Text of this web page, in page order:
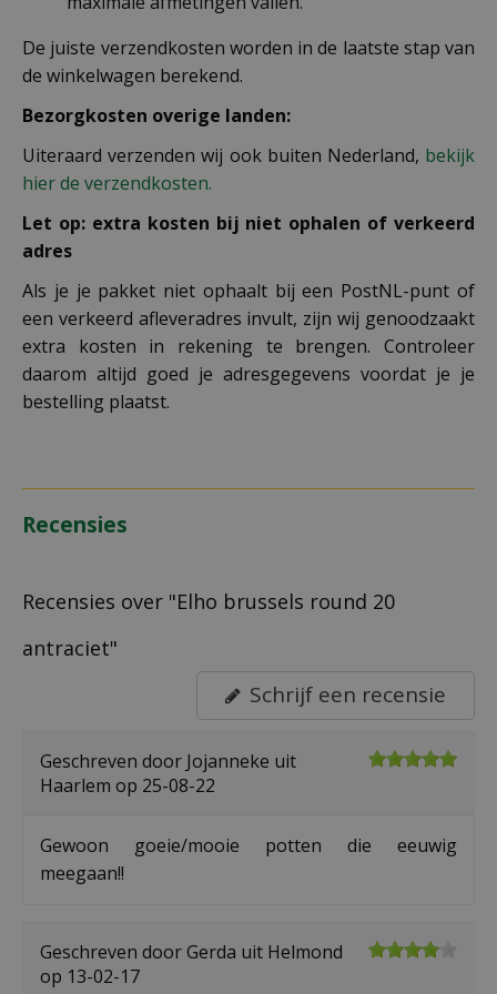
De juiste verzendkosten worden in de laatste stap van
de winkelwagen berekend.
Bezorgkosten overige landen:
Uiteraard verzenden wij ook buiten Nederland, bekijk
hier de verzendkosten.
Let op: extra kosten bij niet ophalen of verkeerd
adres
Als je je pakket niet ophaalt bij een PostNL-punt of
een verkeerd afleveradres invult, zijn wij genoodzaakt
extra kosten in rekening te brengen. Controleer
daarom altijd goed je adresgegevens voordat je je
bestelling plaatst.
Recensies
Recensies over "Elho brussels round 20
antraciet"
Schrijf een recensie
Geschreven door Jojanneke uit
Haarlem op 25-08-22
Gewoon goeie/mooie potten die eeuwig
meegaan!!
Geschreven doorGerda uit Helmond
op 13-02-17